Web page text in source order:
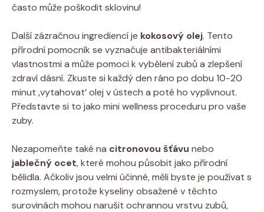
často může poškodit sklovinu!
Další zázračnou ingrediencí je kokosový olej. Tento
přírodní pomocník se vyznačuje antibakteriálními
vlastnostmi a může pomoci k vybělení zubů a zlepšení
zdraví dásní. Zkuste si každý den ráno po dobu 10-20
minut ‚vytahovat‘ olej v ústech a poté ho vyplivnout.
Představte si to jako mini wellness proceduru pro vaše
zuby.
Nezapomeňte také na citronovou šťávu nebo
jablečný ocet, které mohou působit jako přírodní
bělidla. Ačkoliv jsou velmi účinné, měli byste je používat s
rozmyslem, protože kyseliny obsažené v těchto
surovinách mohou narušit ochrannou vrstvu zubů,